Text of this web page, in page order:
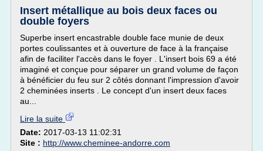
Insert métallique au bois deux faces ou
double foyers
Superbe insert encastrable double face munie de deux
portes coulissantes et à ouverture de face à la française
afin de faciliter l'accès dans le foyer . L'insert bois 69 a été
imaginé et conçue pour séparer un grand volume de façon
à bénéficier du feu sur 2 côtés donnant l'impression d'avoir
2 cheminées inserts . Le concept d'un insert deux faces
au...
Lire la suite
Date: 2017-03-13 11:02:31
Site : http://www.cheminee-andorre.com